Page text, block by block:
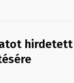
hirdetett